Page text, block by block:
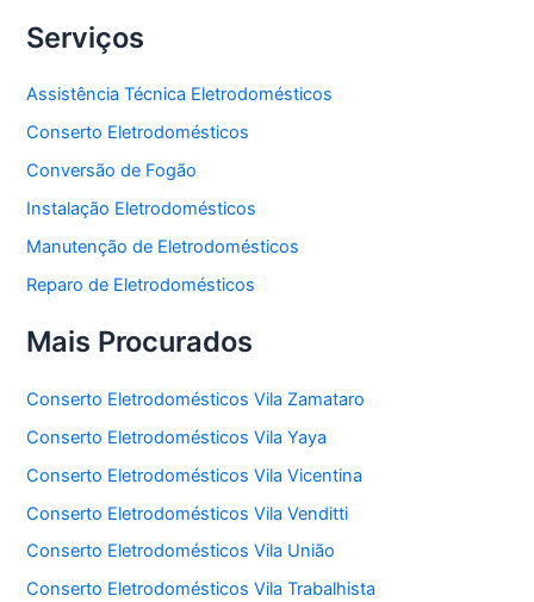
Serviços
Assistência Técnica Eletrodomésticos
Conserto Eletrodomésticos
Conversão de Fogão
Instalação Eletrodomésticos
Manutenção de Eletrodomésticos
Reparo de Eletrodomésticos
Mais Procurados
Conserto Eletrodomésticos Vila Zamataro
Conserto Eletrodomésticos Vila Yaya
Conserto Eletrodomésticos Vila Vicentina
Conserto Eletrodomésticos Vila Venditti
Conserto Eletrodomésticos Vila União
Conserto Eletrodomésticos Vila Trabalhista